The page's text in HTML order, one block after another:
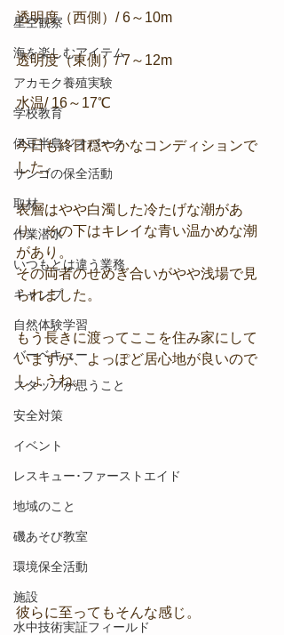
星空観察
海を楽しむアイテム
アカモク養殖実験
学校教育
伊豆半島ジオパーク
サンゴの保全活動
取材
作業潜水
いつもとは違う業務
キャンプ
自然体験学習
バーベキュー
スタッフが思うこと
安全対策
イベント
レスキュー･ファーストエイド
地域のこと
磯あそび教室
環境保全活動
施設
水中技術実証フィールド
透明度（西側）/ 6～10m
透明度（東側）/ 7～12m
水温/ 16～17℃
今日も終日穏やかなコンディションで
した。
表層はやや白濁した冷たげな潮があ
り、その下はキレイな青い温かめな潮
があり。
その両者のせめぎ合いがやや浅場で見
られました。
もう長きに渡ってここを住み家にして
いますが、よっぽど居心地が良いので
しょうね。
彼らに至ってもそんな感じ。